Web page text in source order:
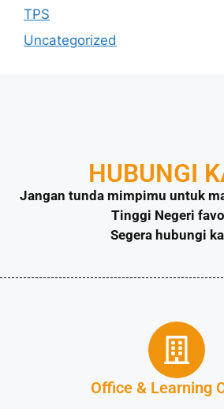
TPS
Uncategorized
HUBUNGI
Jangan tunda mimpimu untuk
Tinggi Negeri
Segera hubungi
Office & Learning